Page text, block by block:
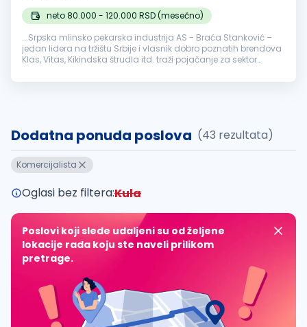
neto 80.000 - 120.000 RSD (mesečno)
...Srpska mlinsko pekarska industrija AS - Braća Stanković –
jedan lidera na tržištu Srbije i vlasnik dobro poznatih brendova
Klas, Vitas, Kikindska štrudla itd. traži pojačanje za sektor
Dodatna ponuda poslova (43 rezultata)
Komercijalista
Oglasi bez filtera:Kula
Poslovi koji slede udaljeni su od željene
lokacije rada koju ste naveli prilikom
pretrage.